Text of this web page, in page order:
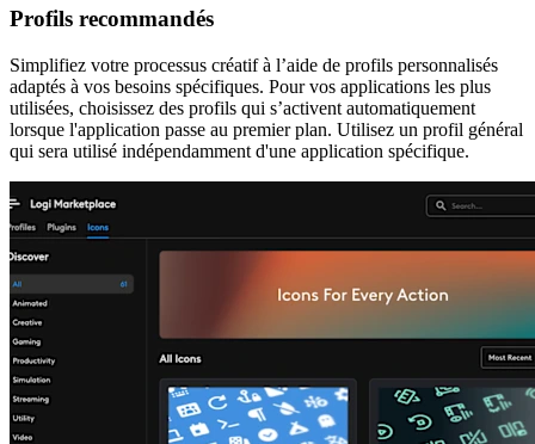
Profils recommandés
Simplifiez votre processus créatif à l’aide de profils personnalisés
adaptés à vos besoins spécifiques. Pour vos applications les plus
utilisées, choisissez des profils qui s’activent automatiquement
lorsque l'application passe au premier plan. Utilisez un profil général
qui sera utilisé indépendamment d'une application spécifique.